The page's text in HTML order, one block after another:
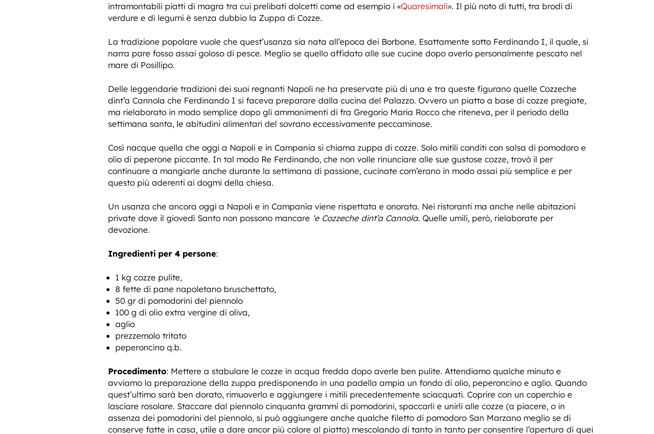
intramontabili piatti di magra tra cui prelibati dolcetti come ad esempio i «Quaresimali». Il più noto di tutti, tra brodi di
verdure e di legumi è senza dubbio la Zuppa di Cozze.
La tradizione popolare vuole che quest’usanza sia nata all’epoca dei Borbone. Esattamente sotto Ferdinando I, il quale, si
narra pare fosso assai goloso di pesce. Meglio se quello affidato alle sue cucine dopo averlo personalmente pescato nel
mare di Posillipo.
Delle leggendarie tradizioni dei suoi regnanti Napoli ne ha preservate più di una e tra queste figurano quelle Cozzeche
dint’a Cannola che Ferdinando I si faceva preparare dalla cucina del Palazzo. Ovvero un piatto a base di cozze pregiate,
ma rielaborato in modo semplice dopo gli ammonimenti di fra Gregorio Maria Rocco che riteneva, per il periodo della
settimana santa, le abitudini alimentari del sovrano eccessivamente peccaminose.
Così nacque quella che oggi a Napoli e in Campania si chiama zuppa di cozze. Solo mitili conditi con salsa di pomodoro e
olio di peperone piccante. In tal modo Re Ferdinando, che non volle rinunciare alle sue gustose cozze, trovò il per
continuare a mangiarle anche durante la settimana di passione, cucinate com’erano in modo assai più semplice e per
questo più aderenti ai dogmi della chiesa.
Un usanza che ancora oggi a Napoli e in Campania viene rispettata e onorata. Nei ristoranti ma anche nelle abitazioni
private dove il giovedì Santo non possono mancare ‘e Cozzeche dint’a Cannola. Quelle umili, però, rielaborate per
devozione.
Ingredienti per 4 persone:
1 kg cozze pulite,
8 fette di pane napoletano bruschettato,
50 gr di pomodorini del piennolo
100 g di olio extra vergine di oliva,
aglio
prezzemolo tritato
peperoncino q.b.
Procedimento: Mettere a stabulare le cozze in acqua fredda dopo averle ben pulite. Attendiamo qualche minuto e
avviamo la preparazione della zuppa predisponendo in una padella ampia un fondo di olio, peperoncino e aglio. Quando
quest’ultimo sarà ben dorato, rimuoverlo e aggiungere i mitili precedentemente sciacquati. Coprire con un coperchio e
lasciare rosolare. Staccare dal piennolo cinquanta grammi di pomodorini, spaccarli e unirli alle cozze (a piacere, o in
assenza dei pomodorini del piennolo, si può aggiungere anche qualche filetto di pomodoro San Marzano meglio se di
conserve fatte in casa, utile a dare ancor più colore al piatto) mescolando di tanto in tanto per consentire l’apertura di quei